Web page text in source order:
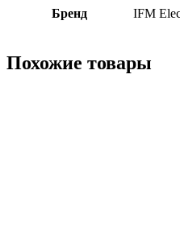
Бренд IFM
Похожие товары